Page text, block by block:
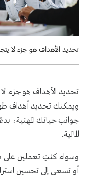
تحديد الأهداف هو جزء لا
تحديد الأهداف هو جزء لا
ويمكنك تحديد أهداف
جوانب حياتك المهنية،
المالية.
وسواء كنتِ تعملين على
أو تسعى إلى تحسين